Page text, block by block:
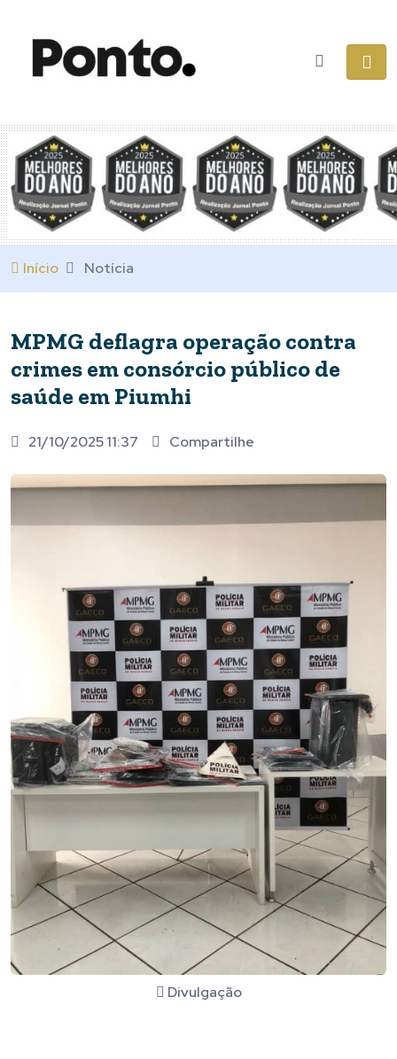
Início Notícia
MPMG deflagra operação contra
crimes em consórcio público de
saúde em Piumhi
21/10/2025 11:37 Compartilhe
Divulgação